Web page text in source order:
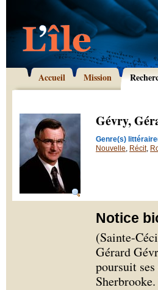
Accueil Mission
Gévry,
Genre(s)
Nouvelle, Récit,
Notice
(Sainte-
Gérard
poursuit